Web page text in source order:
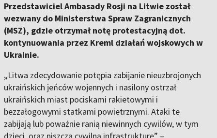
Przedstawiciel Ambasady Rosji na Litwie został
wezwany do Ministerstwa Spraw Zagranicznych
(MSZ), gdzie otrzymał notę protestacyjną dot.
kontynuowania przez Kreml działań wojskowych w
Ukrainie.
„Litwa zdecydowanie potępia zabijanie nieuzbrojonych
ukraińskich jeńców wojennych i nasilony ostrzał
ukraińskich miast pociskami rakietowymi i
bezzałogowymi statkami powietrznymi. Ataki te
zabijają lub poważnie ranią niewinnych cywilów, w tym